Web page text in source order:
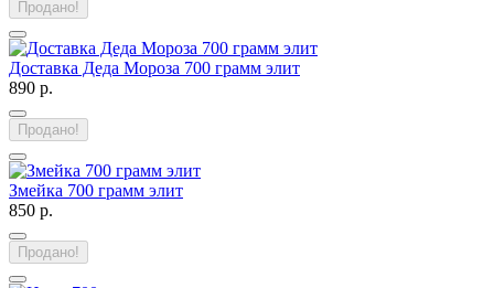
Продано!
Доставка Деда Мороза 700 грамм элит
890 р.
Продано!
Змейка 700 грамм элит
850 р.
Продано!